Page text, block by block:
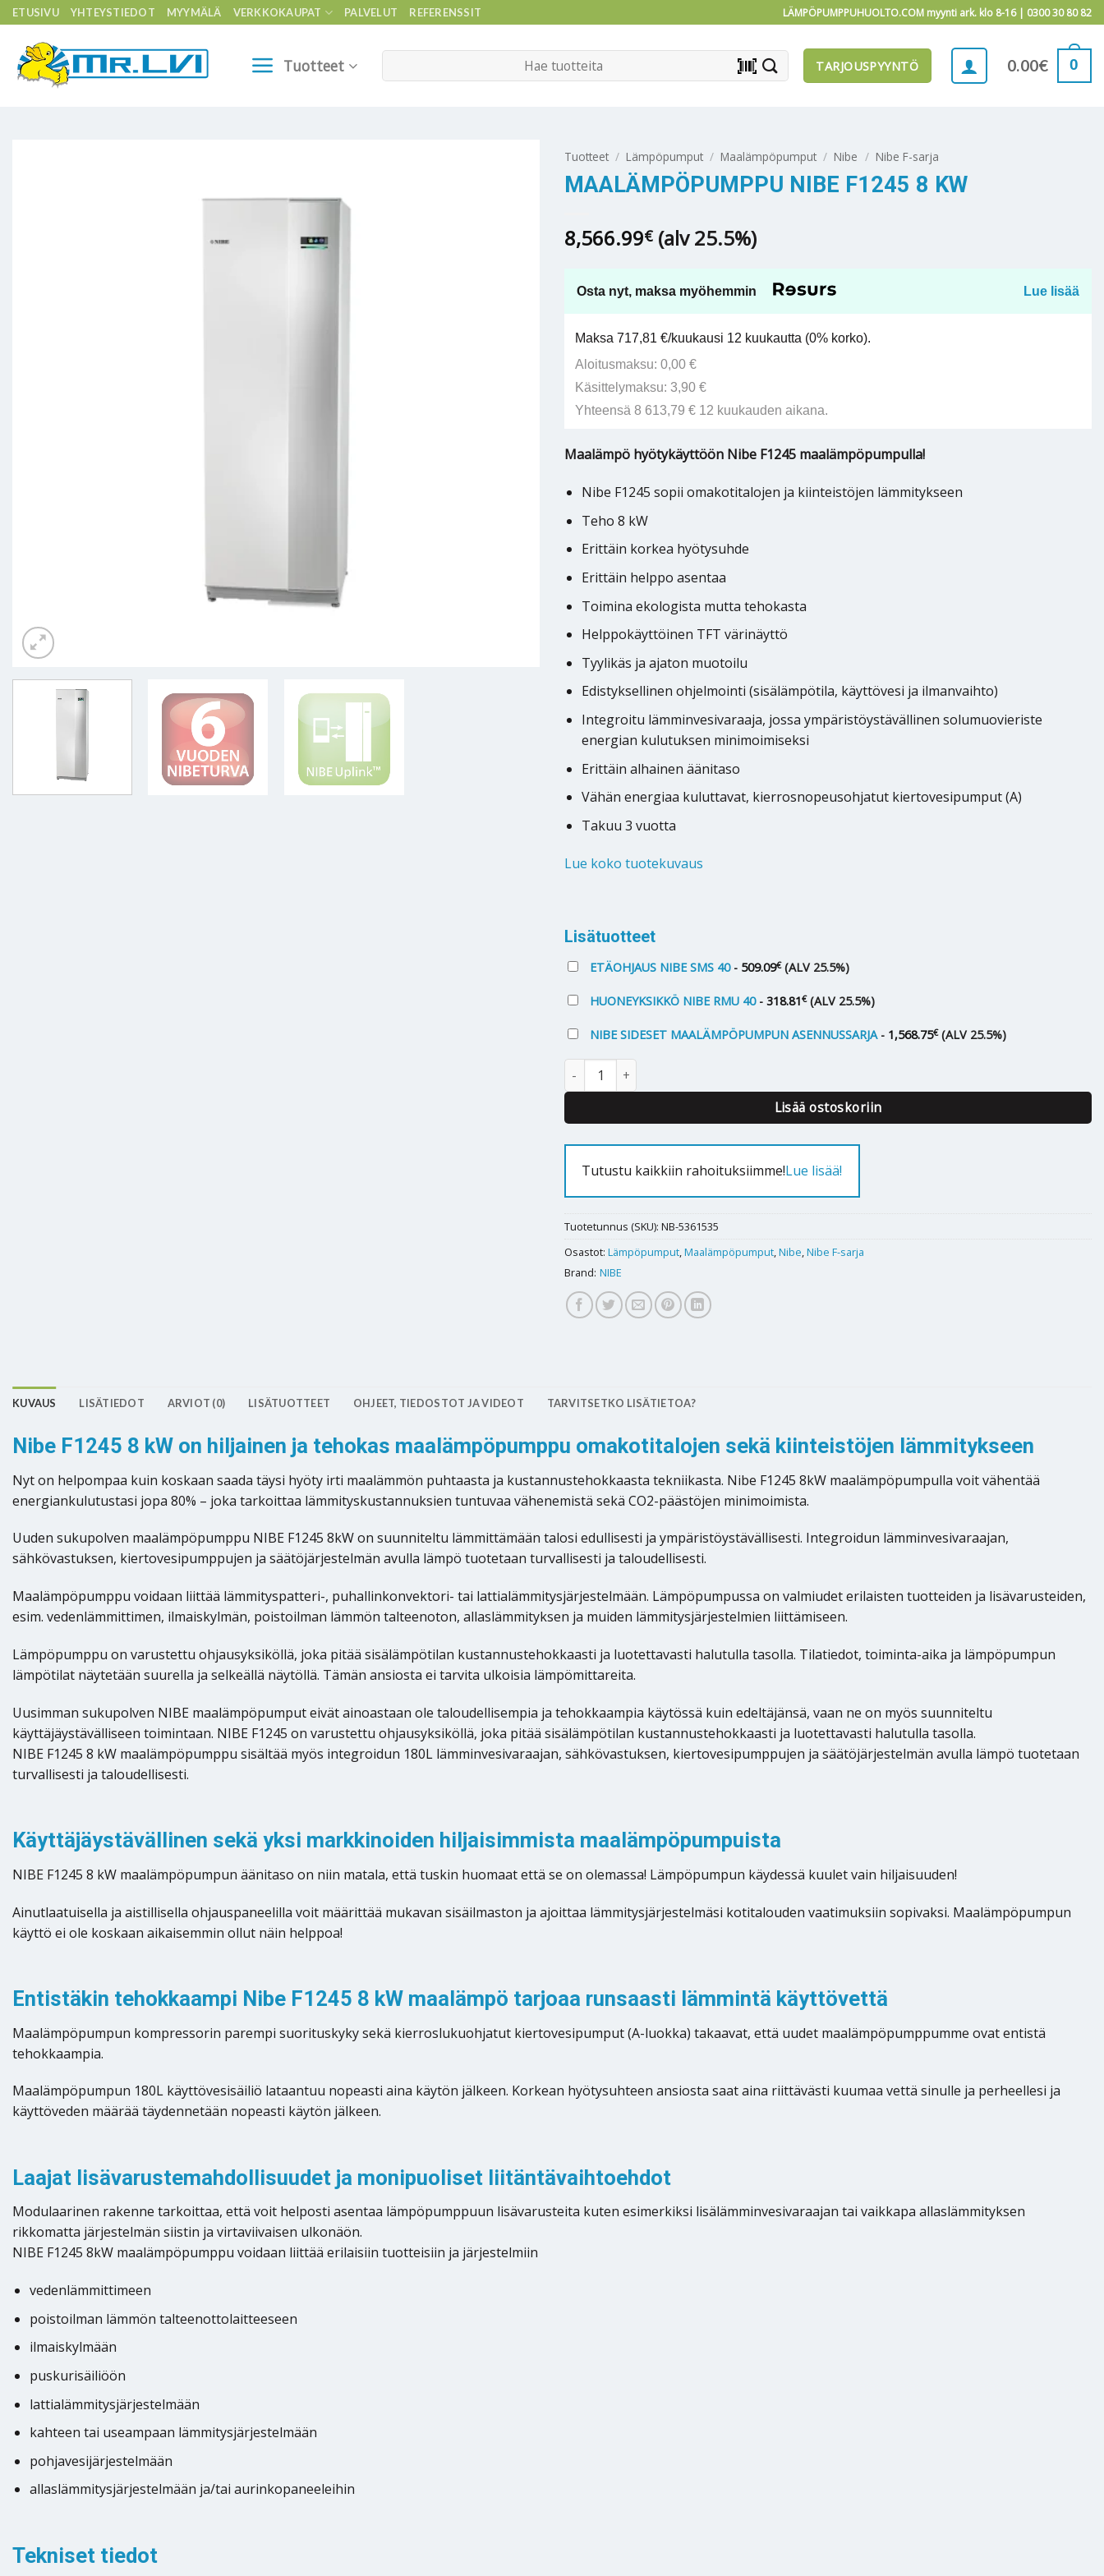
Skip
to
content
ETUSIVU YHTEYSTIEDOT MYYMÄLÄ VERKKOKAUPAT PALVELUT REFERENSSIT LÄMPÖPUMPPUHUOLTO.COM myynti ark. klo 8-16 | 0300 30 80 82
Tuotteet barcode_scanner TARJOUSPYYNTÖ 0.00€ 0
Tuotteet / Lämpöpumput / Maalämpöpumput / Nibe / Nibe F-sarja
MAALÄMPÖPUMPPU NIBE F1245 8 KW
8,566.99€ (alv 25.5%)
Osta nyt, maksa myöhemmin Lue lisää
Maksa 717,81 €/kuukausi 12 kuukautta (0% korko).
Aloitusmaksu: 0,00 €
Käsittelymaksu: 3,90 €
Yhteensä 8 613,79 € 12 kuukauden aikana.
Maalämpö hyötykäyttöön Nibe F1245 maalämpöpumpulla!
Nibe F1245 sopii omakotitalojen ja kiinteistöjen lämmitykseen
Teho 8 kW
Erittäin korkea hyötysuhde
Erittäin helppo asentaa
Toimina ekologista mutta tehokasta
Helppokäyttöinen TFT värinäyttö
Tyylikäs ja ajaton muotoilu
Edistyksellinen ohjelmointi (sisälämpötila, käyttövesi ja ilmanvaihto)
Integroitu lämminvesivaraaja, jossa ympäristöystävällinen solumuovieriste
energian kulutuksen minimoimiseksi
Erittäin alhainen äänitaso
Vähän energiaa kuluttavat, kierrosnopeusohjatut kiertovesipumput (A)
Takuu 3 vuotta
Lue koko tuotekuvaus
Lisätuotteet
ETÄOHJAUS NIBE SMS 40- 509.09€ (ALV 25.5%)
HUONEYKSIKKÖ NIBE RMU 40- 318.81€ (ALV 25.5%)
NIBE SIDESET MAALÄMPÖPUMPUN ASENNUSSARJA- 1,568.75€ (ALV 25.5%)
Maalämpöpumppu Nibe F1245 8 kW määrä
Lisää ostoskoriin
Tutustu kaikkiin rahoituksiimme!Lue lisää!
Tuotetunnus (SKU): NB-5361535
Osastot: Lämpöpumput,Maalämpöpumput,Nibe,Nibe F-sarja
Brand: NIBE
KUVAUS LISÄTIEDOT ARVIOT (0) LISÄTUOTTEET OHJEET, TIEDOSTOT JA VIDEOT TARVITSETKO LISÄTIETOA?
Nibe F1245 8 kW on hiljainen ja tehokas maalämpöpumppu omakotitalojen sekä kiinteistöjen lämmitykseen
Nyt on helpompaa kuin koskaan saada täysi hyöty irti maalämmön puhtaasta ja kustannustehokkaasta tekniikasta. Nibe F1245 8kW maalämpöpumpulla voit vähentää
energiankulutustasi jopa 80% – joka tarkoittaa lämmityskustannuksien tuntuvaa vähenemistä sekä CO2-päästöjen minimoimista.
Uuden sukupolven maalämpöpumppu NIBE F1245 8kW on suunniteltu lämmittämään talosi edullisesti ja ympäristöystävällisesti. Integroidun lämminvesivaraajan,
sähkövastuksen, kiertovesipumppujen ja säätöjärjestelmän avulla lämpö tuotetaan turvallisesti ja taloudellisesti.
Maalämpöpumppu voidaan liittää lämmityspatteri-, puhallinkonvektori- tai lattialämmitysjärjestelmään. Lämpöpumpussa on valmiudet erilaisten tuotteiden ja lisävarusteiden,
esim. vedenlämmittimen, ilmaiskylmän, poistoilman lämmön talteenoton, allaslämmityksen ja muiden lämmitysjärjestelmien liittämiseen.
Lämpöpumppu on varustettu ohjausyksiköllä, joka pitää sisälämpötilan kustannustehokkaasti ja luotettavasti halutulla tasolla. Tilatiedot, toiminta-aika ja lämpöpumpun
lämpötilat näytetään suurella ja selkeällä näytöllä. Tämän ansiosta ei tarvita ulkoisia lämpömittareita.
Uusimman sukupolven NIBE maalämpöpumput eivät ainoastaan ole taloudellisempia ja tehokkaampia käytössä kuin edeltäjänsä, vaan ne on myös suunniteltu
käyttäjäystävälliseen toimintaan. NIBE F1245 on varustettu ohjausyksiköllä, joka pitää sisälämpötilan kustannustehokkaasti ja luotettavasti halutulla tasolla.
NIBE F1245 8 kW maalämpöpumppu sisältää myös integroidun 180L lämminvesivaraajan, sähkövastuksen, kiertovesipumppujen ja säätöjärjestelmän avulla lämpö tuotetaan
turvallisesti ja taloudellisesti.
Käyttäjäystävällinen sekä yksi markkinoiden hiljaisimmista maalämpöpumpuista
NIBE F1245 8 kW maalämpöpumpun äänitaso on niin matala, että tuskin huomaat että se on olemassa! Lämpöpumpun käydessä kuulet vain hiljaisuuden!
Ainutlaatuisella ja aistillisella ohjauspaneelilla voit määrittää mukavan sisäilmaston ja ajoittaa lämmitysjärjestelmäsi kotitalouden vaatimuksiin sopivaksi. Maalämpöpumpun
käyttö ei ole koskaan aikaisemmin ollut näin helppoa!
Entistäkin tehokkaampi Nibe F1245 8 kW maalämpö tarjoaa runsaasti lämmintä käyttövettä
Maalämpöpumpun kompressorin parempi suorituskyky sekä kierroslukuohjatut kiertovesipumput (A-luokka) takaavat, että uudet maalämpöpumppumme ovat entistä
tehokkaampia.
Maalämpöpumpun 180L käyttövesisäiliö lataantuu nopeasti aina käytön jälkeen. Korkean hyötysuhteen ansiosta saat aina riittävästi kuumaa vettä sinulle ja perheellesi ja
käyttöveden määrää täydennetään nopeasti käytön jälkeen.
Laajat lisävarustemahdollisuudet ja monipuoliset liitäntävaihtoehdot
Modulaarinen rakenne tarkoittaa, että voit helposti asentaa lämpöpumppuun lisävarusteita kuten esimerkiksi lisälämminvesivaraajan tai vaikkapa allaslämmityksen
rikkomatta järjestelmän siistin ja virtaviivaisen ulkonäön.
NIBE F1245 8kW maalämpöpumppu voidaan liittää erilaisiin tuotteisiin ja järjestelmiin
vedenlämmittimeen
poistoilman lämmön talteenottolaitteeseen
ilmaiskylmään
puskurisäiliöön
lattialämmitysjärjestelmään
kahteen tai useampaan lämmitysjärjestelmään
pohjavesijärjestelmään
allaslämmitysjärjestelmään ja/tai aurinkopaneeleihin
Tekniset tiedot